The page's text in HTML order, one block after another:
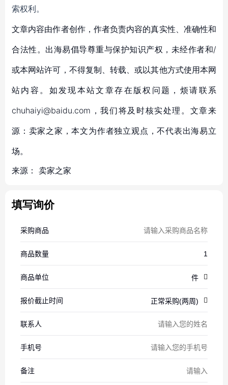
索权利。
文章内容由作者创作，作者负责内容的真实性、准确性和
合法性。出海易倡导尊重与保护知识产权，未经作者和/
或本网站许可，不得复制、转载、或以其他方式使用本网
站内容。如发现本站文章存在版权问题，烦请联系
chuhaiyi@baidu.com，我们将及时核实处理。文章来
源：卖家之家，本文为作者独立观点，不代表出海易立
场。
来源： 卖家之家
填写询价